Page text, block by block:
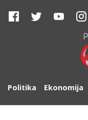
Politika Ekonomija